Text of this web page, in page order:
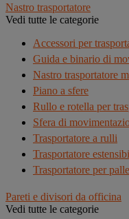
Nastro trasportatore
Vedi tutte le categorie
Accessori per
Guida e binario di
Nastro trasportatore
Piano a sfere
Rullo e rotella per
Sfera di
Trasportatore a rulli
Trasportatore
Trasportatore per
Pareti e divisori da officina
Vedi tutte le categorie